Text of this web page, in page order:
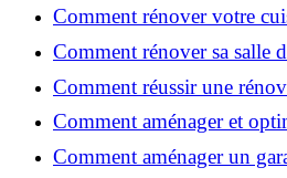
pour une maison économe
Comment rénover votre
votre espace de vie ?
Comment rénover sa salle
astuces ?
Comment réussir une
économies et un confort
Comment aménager et
studio : 10 astuces pratiques
Comment aménager un